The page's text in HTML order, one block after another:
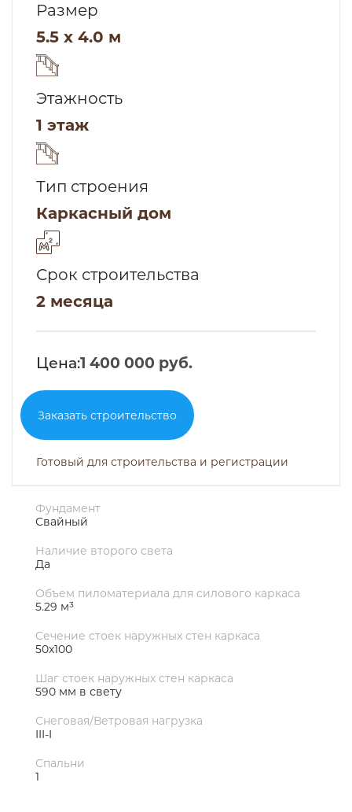
Размер
5.5 x 4.0 м
Этажность
1 этаж
Тип строения
Каркасный дом
Срок строительства
2 месяца
Цена:1 400 000 руб.
Заказать строительство
Готовый для строительства и регистрации
Фундамент
Свайный
Наличие второго света
Да
Объем пиломатериала для силового каркаса
5.29 м³
Сечение стоек наружных стен каркаса
50х100
Шаг стоек наружных стен каркаса
590 мм в свету
Снеговая/Ветровая нагрузка
III-I
Спальни
1